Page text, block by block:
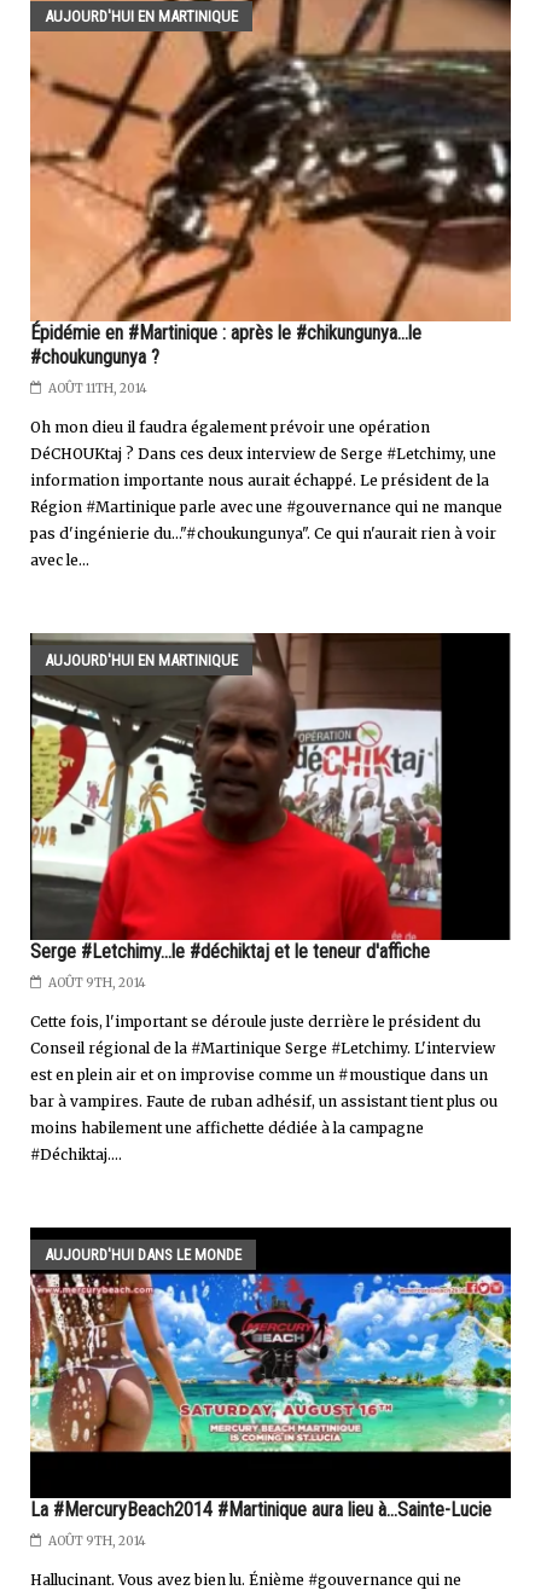
AUJOURD'HUI EN MARTINIQUE
Épidémie en #Martinique : après le #chikungunya...le
#choukungunya ?
AOÛT 11TH, 2014
Oh mon dieu il faudra également prévoir une opération
DéCHOUKtaj ? Dans ces deux interview de Serge #Letchimy, une
information importante nous aurait échappé. Le président de la
Région #Martinique parle avec une #gouvernance qui ne manque
pas d'ingénierie du..."#choukungunya". Ce qui n'aurait rien à voir
avec le...
AUJOURD'HUI EN MARTINIQUE
Serge #Letchimy...le #déchiktaj et le teneur d'affiche
AOÛT 9TH, 2014
Cette fois, l'important se déroule juste derrière le président du
Conseil régional de la #Martinique Serge #Letchimy. L'interview
est en plein air et on improvise comme un #moustique dans un
bar à vampires. Faute de ruban adhésif, un assistant tient plus ou
moins habilement une affichette dédiée à la campagne
#Déchiktaj....
AUJOURD'HUI DANS LE MONDE
La #MercuryBeach2014 #Martinique aura lieu à...Sainte-Lucie
AOÛT 9TH, 2014
Hallucinant. Vous avez bien lu. Énième #gouvernance qui ne